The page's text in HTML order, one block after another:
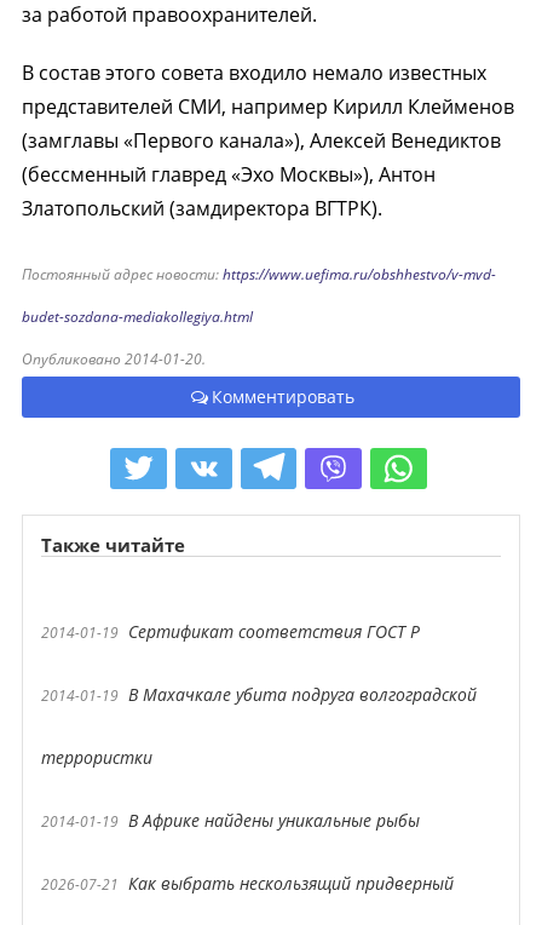
за работой правоохранителей.
В состав этого совета входило немало известных
представителей СМИ, например Кирилл Клейменов
(замглавы «Первого канала»), Алексей Венедиктов
(бессменный главред «Эхо Москвы»), Антон
Златопольский (замдиректора ВГТРК).
Постоянный адрес новости:https://www.uefima.ru/obshhestvo/v-mvd-
budet-sozdana-mediakollegiya.html
Опубликовано 2014-01-20.
Комментировать
Также читайте
2014-01-19 Сертификат соответствия ГОСТ Р
2014-01-19 В Махачкале убита подруга волгоградской
террористки
2014-01-19 В Африке найдены уникальные рыбы
2026-07-21 Как выбрать нескользящий придверный